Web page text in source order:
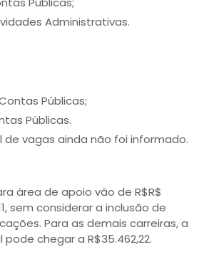
Administrativas.
Públicas;
Públicas.
vagas ainda não foi informado.
área de apoio vão de R$R$
sem considerar a inclusão de
Para as demais carreiras, a
chegar a R$35.462,22.